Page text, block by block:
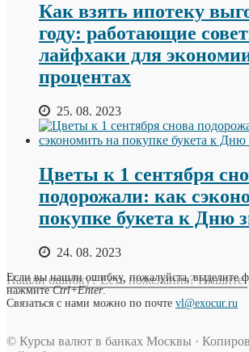
Как взять ипотеку
году: работающие
лайфхаки для
процентах
25. 08. 2023
Цветы к 1 сентября
подорожали: как
покупке букета к Дню
24. 08. 2023
Нашли ошибку? Есть пожелания? Пишите!
Если вы нашли ошибку, пожалуйста, выделите
нажмитеCtrl+Enter.
Связаться с нами можно по почте vl@exocur.ru
© Курсы валют в банках Москвы ·